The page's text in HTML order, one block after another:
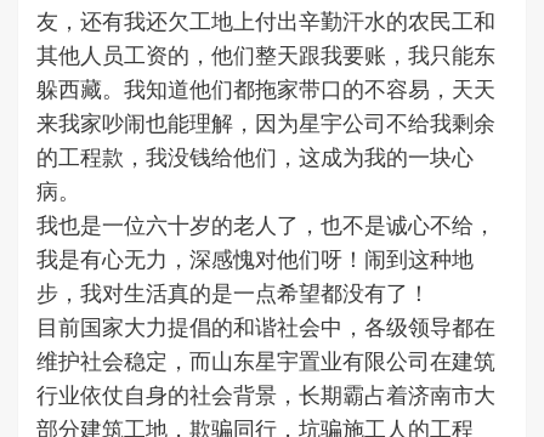
友，还有我还欠工地上付出辛勤汗水的农民工和
其他人员工资的，他们整天跟我要账，我只能东
躲西藏。我知道他们都拖家带口的不容易，天天
来我家吵闹也能理解，因为星宇公司不给我剩余
的工程款，我没钱给他们，这成为我的一块心
病。
我也是一位六十岁的老人了，也不是诚心不给，
我是有心无力，深感愧对他们呀！闹到这种地
步，我对生活真的是一点希望都没有了！
目前国家大力提倡的和谐社会中，各级领导都在
维护社会稳定，而山东星宇置业有限公司在建筑
行业依仗自身的社会背景，长期霸占着济南市大
部分建筑工地，欺骗同行，坑骗施工人的工程